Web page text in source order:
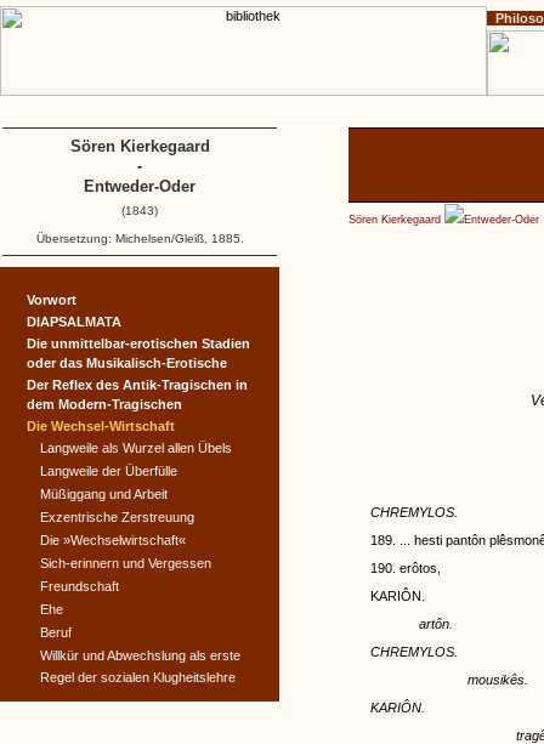
Sören Kierkegaard Entweder-Oder
CHREMYLOS.
189. ... hesti pantôn
190. erôtos,
KARIÔN.
artôn.
CHREMYLOS.
mousikês.
KARIÔN.
Vorwort
DIAPSALMATA
Die unmittelbar-erotischen Stadien
oder das Musikalisch-Erotische
Der Reflex des Antik-Tragischen in
dem Modern-Tragischen
Die Wechsel-Wirtschaft
Langweile als Wurzel allen Übels
Langweile der Überfülle
Müßiggang und Arbeit
Exzentrische Zerstreuung
Die »Wechselwirtschaft«
Sich-erinnern und Vergessen
Freundschaft
Ehe
Beruf
Willkür und Abwechslung als erste
Regel der sozialen Klugheitslehre
Sören Kierkegaard
-
Entweder-Oder
(1843)
Übersetzung: Michelsen/Gleiß, 1885.